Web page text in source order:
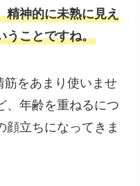
精神的に未熟に見え
うことですね。
筋をあまり使いませ
、年齢を重ねるにつ
顔立ちになってきま